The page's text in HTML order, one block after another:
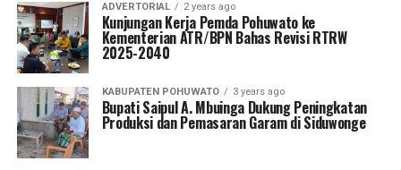
ADVERTORIAL 2 years ago
Kunjungan Kerja Pemda Pohuwato ke
Kementerian ATR/BPN Bahas Revisi RTRW
2025-2040
KABUPATEN POHUWATO 3 years ago
Bupati Saipul A. Mbuinga Dukung Peningkatan
Produksi dan Pemasaran Garam di Siduwonge